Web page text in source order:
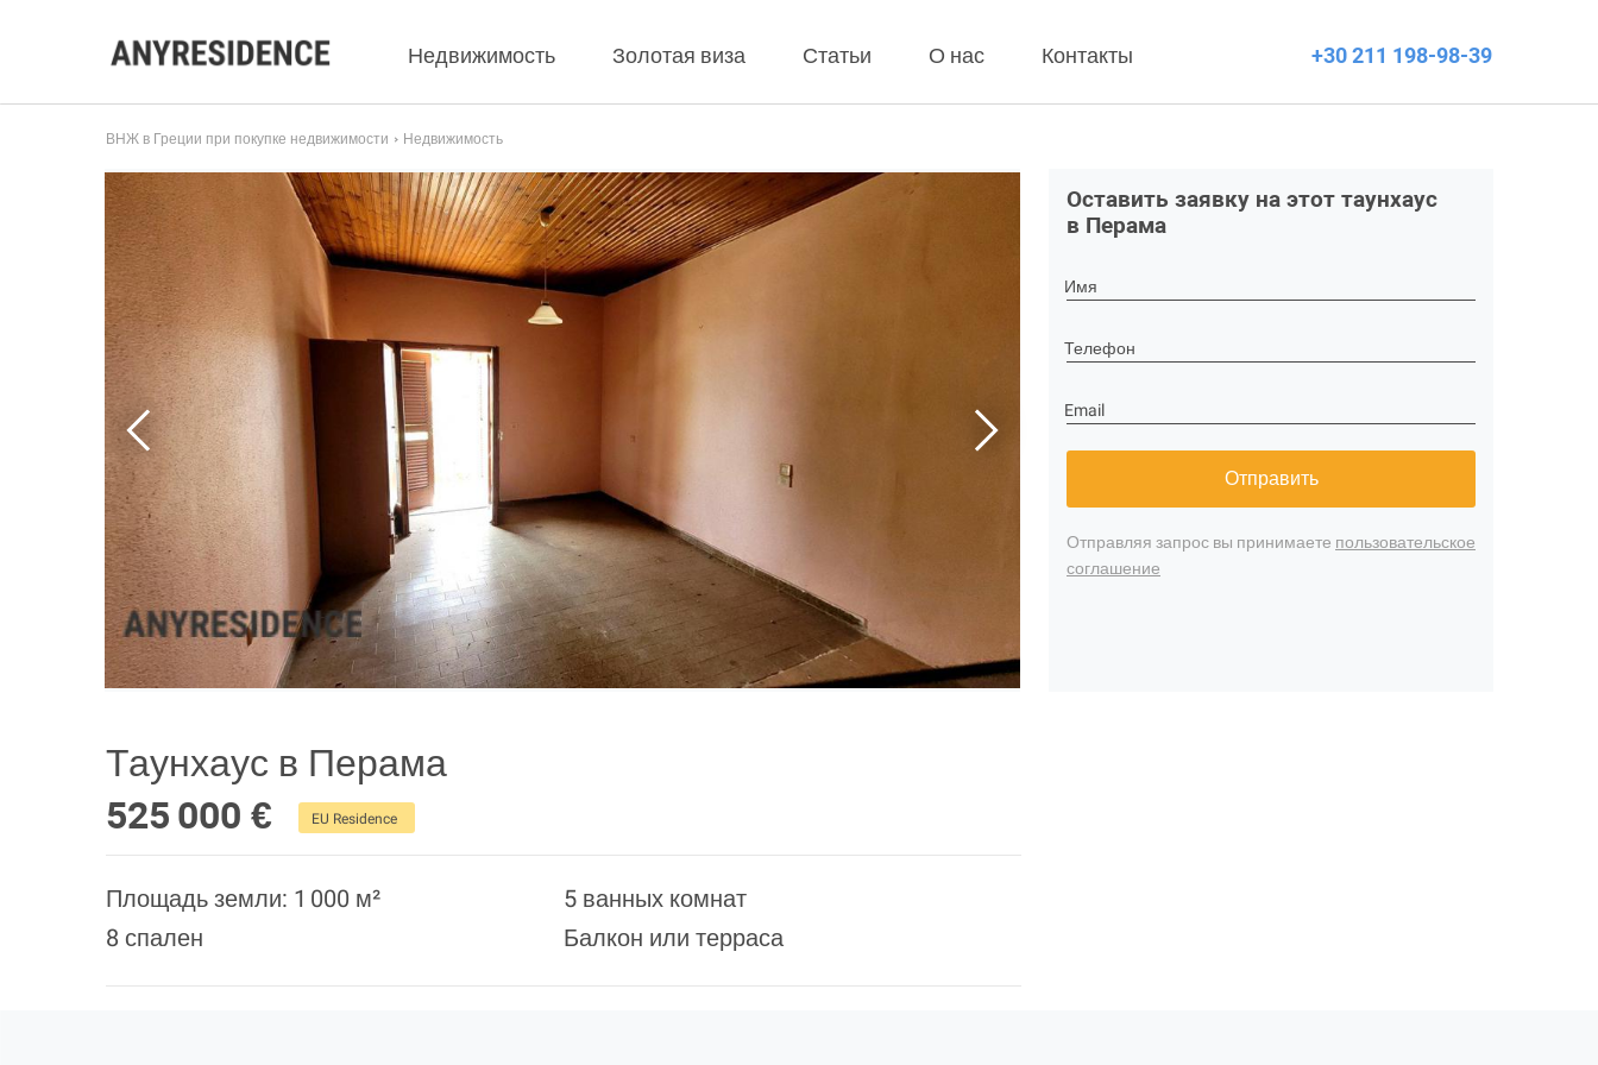
Недвижимость Золотая виза Статьи О нас Контакты +30 211 198-98-39
ВНЖ в Греции при покупке недвижимости Недвижимость
Оставить заявку на этот таунхаус
в Перама
Имя
Телефон
Email
Отправить
Отправляя запрос вы принимаете пользовательское
соглашение
Таунхаус в Перама
525 000 €
EU Residence
Площадь земли: 1 000 м²
8 спален
5 ванных комнат
Балкон или терраса